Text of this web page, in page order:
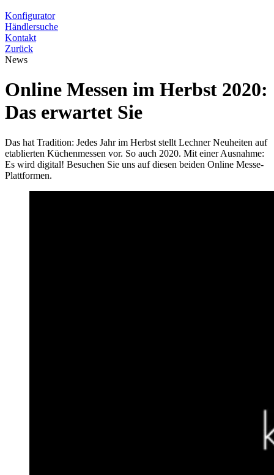
Konfigurator
Händlersuche
Kontakt
Zurück
News
Online Messen im Herbst 2020:
Das erwartet Sie
Das hat Tradition: Jedes Jahr im Herbst stellt Lechner Neuheiten auf
etablierten Küchenmessen vor. So auch 2020. Mit einer Ausnahme:
Es wird digital! Besuchen Sie uns auf diesen beiden Online Messe-
Plattformen.